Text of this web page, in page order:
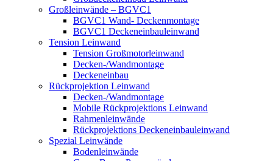
Großleinwände – BGVC1
BGVC1 Wand- Deckenmontage
BGVC1 Deckeneinbauleinwand
Tension Leinwand
Tension Großmotorleinwand
Decken-/Wandmontage
Deckeneinbau
Rückprojektion Leinwand
Decken-/Wandmontage
Mobile Rückprojektions Leinwand
Rahmenleinwände
Rückprojektions Deckeneinbauleinwand
Spezial Leinwände
Bodenleinwände